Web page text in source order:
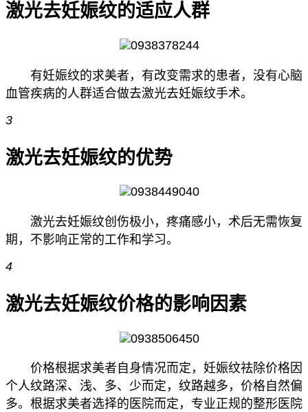
激光去妊娠纹的适应人群
有妊娠纹的求美者，有改变需求的患者，没有心脑
血管疾病的人群适合做去激光去妊娠纹手术。
3
激光去妊娠纹的优势
激光去妊娠纹创伤极小，疼痛感小，术后无需恢复
期，不影响正常的工作和学习。
4
激光去妊娠纹价格的影响因素
价格根据求美者自身情况而定，妊娠纹祛除价格因
个人纹路深、浅、多、少而定，纹路越多，价格自然偏
多。根据求美者选择的医院而定，专业正规的整形医院